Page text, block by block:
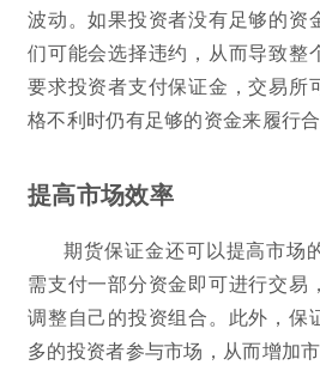
波动。如果投资者没有足够的资
们可能会选择违约，从而导致整
要求投资者支付保证金，交易所
格不利时仍有足够的资金来履行合
提高市场效率
期货保证金还可以提高市场
需支付一部分资金即可进行交易
调整自己的投资组合。此外，保
多的投资者参与市场，从而增加